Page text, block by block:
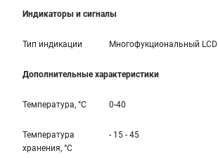
Индикаторы и сигналы
Тип индикации Многофукциональный LCD
Дополнительные характеристики
Температура, °С 0-40
Температура
хранения, °С
- 15 - 45